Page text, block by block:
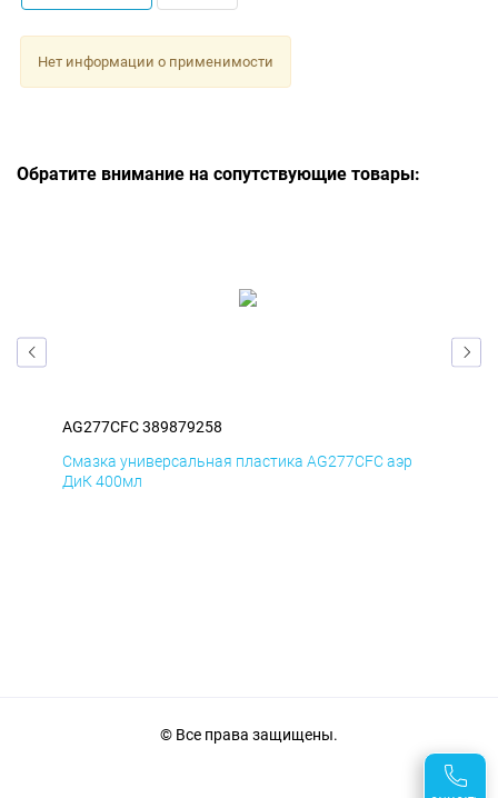
Нет информации о применимости
Обратите внимание на сопутствующие товары:
AG277CFC 389879258
Смазка универсальная пластика AG277CFC аэр
ДиК 400мл
© Все права защищены.